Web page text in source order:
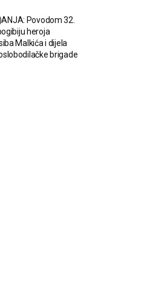
Povodom 32.
heroja
Malkića i dijela
brigade